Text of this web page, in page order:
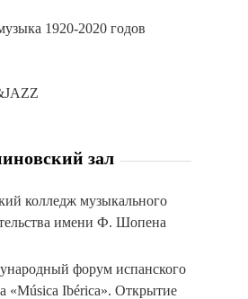
1920-2020 годов
зал
колледж музыкального
имени Ф. Шопена
форум испанского
«Música Ibérica». Открытие